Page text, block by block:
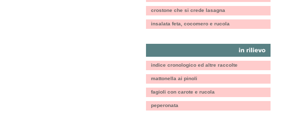
crostone che si crede lasagna
insalata feta, cocomero e rucola
indice cronologico ed altre raccolte
mattonella ai pinoli
fagioli con carote e rucola
peperonata